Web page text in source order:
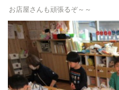
お店屋さんも頑張るぞ～～